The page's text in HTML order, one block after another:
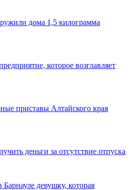
дома 1,5 килограмма
которое возглавляет
приставы Алтайского края
деньги за отсутствие отпуска
девушку, которая